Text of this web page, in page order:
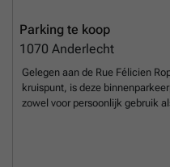
Parking te koop
1070 Anderlecht
Gelegen aan de Rue Félicien
kruispunt, is deze
zowel voor persoonlijk gebruik